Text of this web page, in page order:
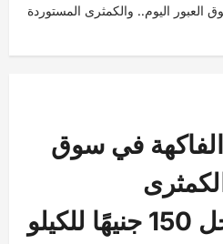
العبور اليوم.. والكمثرى المستوردة
في سوق